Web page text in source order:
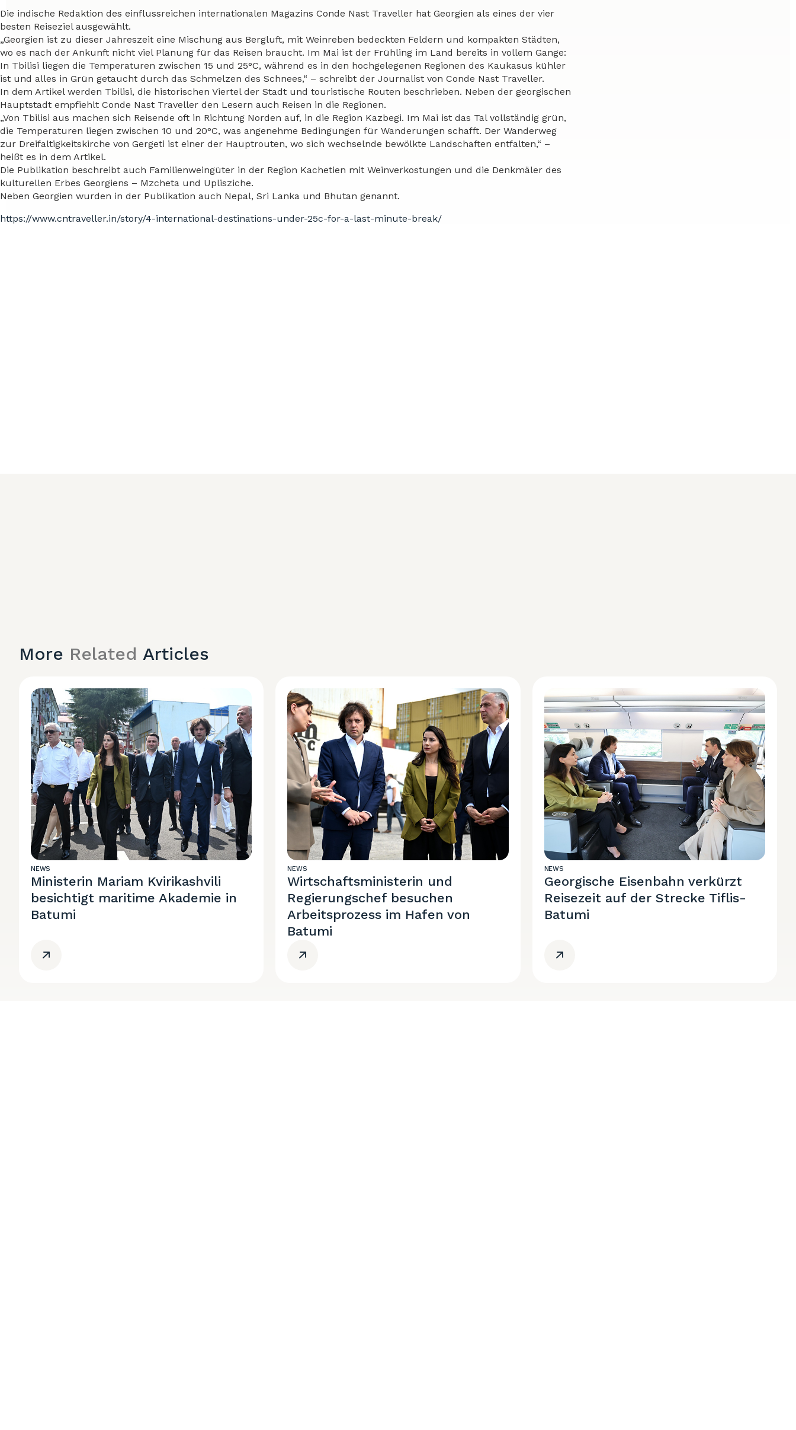
Die indische Redaktion des einflussreichen internationalen Magazins Conde Nast Traveller hat Georgien als eines der vier
besten Reiseziel ausgewählt.
„Georgien ist zu dieser Jahreszeit eine Mischung aus Bergluft, mit Weinreben bedeckten Feldern und kompakten Städten,
wo es nach der Ankunft nicht viel Planung für das Reisen braucht. Im Mai ist der Frühling im Land bereits in vollem Gange:
In Tbilisi liegen die Temperaturen zwischen 15 und 25°C, während es in den hochgelegenen Regionen des Kaukasus kühler
ist und alles in Grün getaucht durch das Schmelzen des Schnees,“ – schreibt der Journalist von Conde Nast Traveller.
In dem Artikel werden Tbilisi, die historischen Viertel der Stadt und touristische Routen beschrieben. Neben der georgischen
Hauptstadt empfiehlt Conde Nast Traveller den Lesern auch Reisen in die Regionen.
„Von Tbilisi aus machen sich Reisende oft in Richtung Norden auf, in die Region Kazbegi. Im Mai ist das Tal vollständig grün,
die Temperaturen liegen zwischen 10 und 20°C, was angenehme Bedingungen für Wanderungen schafft. Der Wanderweg
zur Dreifaltigkeitskirche von Gergeti ist einer der Hauptrouten, wo sich wechselnde bewölkte Landschaften entfalten,“ –
heißt es in dem Artikel.
Die Publikation beschreibt auch Familienweingüter in der Region Kachetien mit Weinverkostungen und die Denkmäler des
kulturellen Erbes Georgiens – Mzcheta und Uplisziche.
Neben Georgien wurden in der Publikation auch Nepal, Sri Lanka und Bhutan genannt.
https://www.cntraveller.in/story/4-international-destinations-under-25c-for-a-last-minute-break/
More Related Articles
NEWS
Ministerin Mariam Kvirikashvili
besichtigt maritime Akademie in
Batumi
NEWS
Wirtschaftsministerin und
Regierungschef besuchen
Arbeitsprozess im Hafen von
Batumi
NEWS
Georgische Eisenbahn verkürzt
Reisezeit auf der Strecke Tiflis-
Batumi